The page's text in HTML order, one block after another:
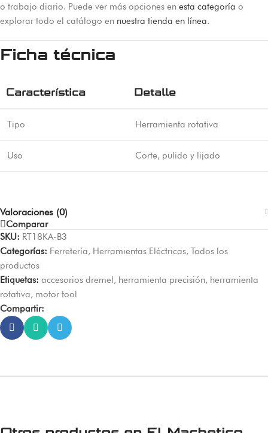
o trabajo diario. Puede ver más opciones en esta categoría o
explorar todo el catálogo en nuestra tienda en línea.
Ficha técnica
Característica Detalle
Tipo Herramienta rotativa
Uso Corte, pulido y lijado
Valoraciones (0)
Comparar
SKU: RT18KA-B3
Categorías: Ferretería, Herramientas Eléctricas, Todos los
productos
Etiquetas: accesorios dremel, herramienta precisión, herramienta
rotativa, motor tool
Compartir: